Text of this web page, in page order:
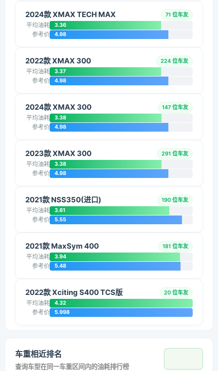
2024款 XMAX TECH MAX 71 位车友
平均油耗 3.36
参考价 4.98
2022款 XMAX 300 224 位车友
平均油耗 3.37
参考价 4.98
2024款 XMAX 300 147 位车友
平均油耗 3.38
参考价 4.98
2023款 XMAX 300 291 位车友
平均油耗 3.38
参考价 4.98
2021款 NSS350(进口) 190 位车友
平均油耗 3.61
参考价 5.55
2021款 MaxSym 400 181 位车友
平均油耗 3.94
参考价 5.48
2022款 Xciting S400 TCS版 20 位车友
平均油耗 4.32
参考价 5.998
车重相近排名
查询车型在同一车重区间内的油耗排行榜